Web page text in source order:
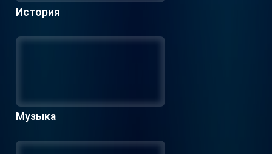
История
Музыка